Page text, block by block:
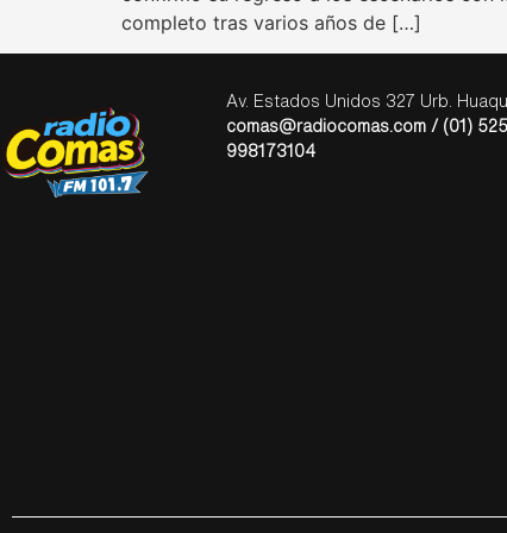
completo tras varios años de […]
Av. Estados Unidos 327 Urb.
comas@radiocomas.com / (01)
998173104